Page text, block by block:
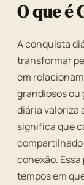
O que é
A conquista
transformar
em
grandiosos ou
diária valoriza
significa que
conexão.
tempos em